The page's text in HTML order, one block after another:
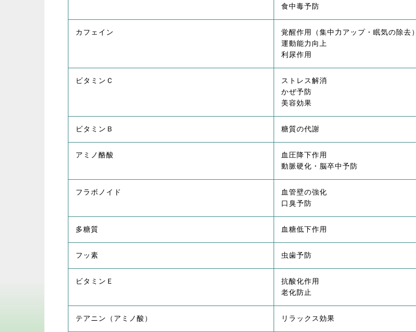
食中毒予防
カフェイン
覚醒作用（集中力アップ・眠気の除去）
運動能力向上
利尿作用
ビタミンＣ
ストレス解消
かぜ予防
美容効果
ビタミンＢ 糖質の代謝
アミノ酪酸
血圧降下作用
動脈硬化・脳卒中予防
フラボノイド
血管壁の強化
口臭予防
多糖質 血糖低下作用
フッ素 虫歯予防
ビタミンＥ
抗酸化作用
老化防止
テアニン（アミノ酸） リラックス効果